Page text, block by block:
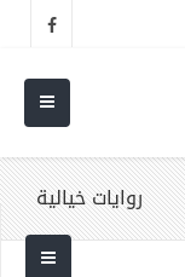
روايات خيالية